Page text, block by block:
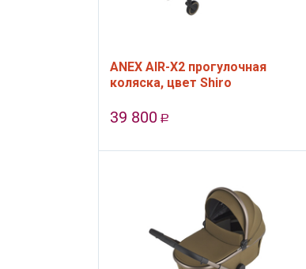
ANEX AIR-X2 прогулочная
коляска, цвет Shiro
39 800 Р